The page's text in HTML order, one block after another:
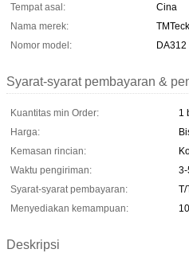
Tempat asal:
Cina
Nama merek:
TMTeck
Nomor model:
DA312
Syarat-syarat pembayaran &
Kuantitas min Order:
1
Harga:
Kemasan rincian:
Waktu pengiriman:
Syarat-syarat pembayaran:
T/
Menyediakan kemampuan:
Deskripsi